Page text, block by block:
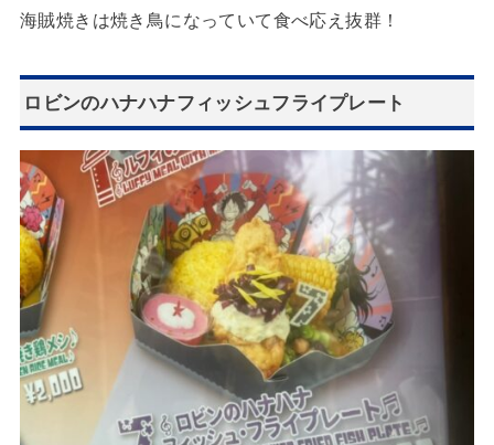
海賊焼きは焼き鳥になっていて食べ応え抜群！
ロビンのハナハナフィッシュフライプレート